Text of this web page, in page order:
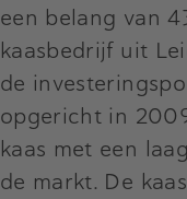
een belang van
kaasbedrijf uit
de
opgericht in
kaas met een
de markt. De